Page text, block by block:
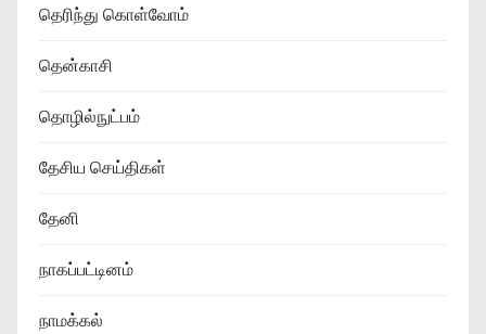
தெரிந்து கொள்வோம்
தென்காசி
தொழில்நுட்பம்
தேசிய செய்திகள்
தேனி
நாகப்பட்டினம்
நாமக்கல்